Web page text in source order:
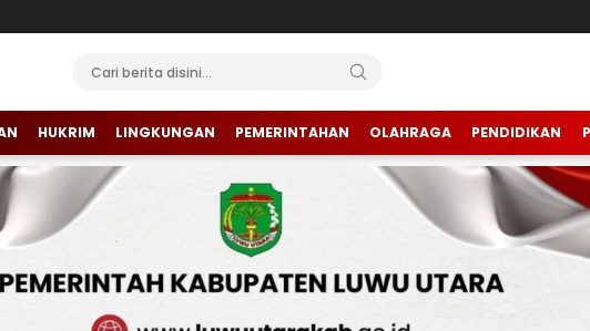
HUKRIM LINGKUNGAN PEMERINTAHAN OLAHRAGA PENDIDIKAN